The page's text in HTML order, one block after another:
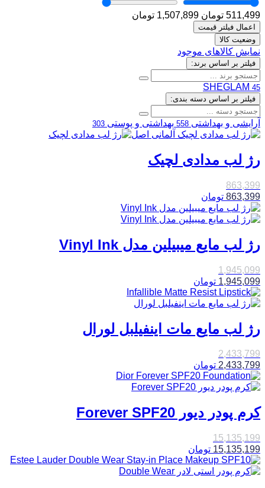
511,499 تومان 1,507,899 تومان
اعمال فیلتر قیمت
وضعیت کالا
نمایش کالاهای موجود
فیلتر بر اساس برند:
SHEGLAM 45
فیلتر بر اساس دسته بندی:
آرایشی و بهداشتی 558 بهداشتی و پوستی 303
رژ لب مدادی لچیک
863,399
863,399 تومان
رژ لب مایع میبیلین مدل Vinyl Ink
1,945,099
1,945,099 تومان
رژ لب مایع مات اینفیلبل لورال
2,433,799
2,433,799 تومان
کرم پودر دیور Forever SPF20
15,135,199
15,135,199 تومان